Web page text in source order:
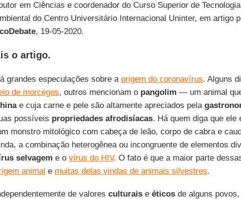
em Ciências e coordenador do Curso Superior de
do Centro Universitário Internacional Uninter, em artigo
, 19-05-2020.
o artigo.
grandes especulações sobre a origem do coronavírus. Alguns
de morcegos, outros mencionam o pangolim — um animal
e cuja carne e pele são altamente apreciados pela
possíveis propriedades afrodisíacas. Há quem diga que ele
monstro mitológico com cabeça de leão, corpo de cabra e
a combinação heterogênea ou incongruente de elementos
selvagem e o vírus do HIV. O fato é que a maior parte
animal e muitas delas vindas de animais silvestres.
de valores culturaise éticosde alguns